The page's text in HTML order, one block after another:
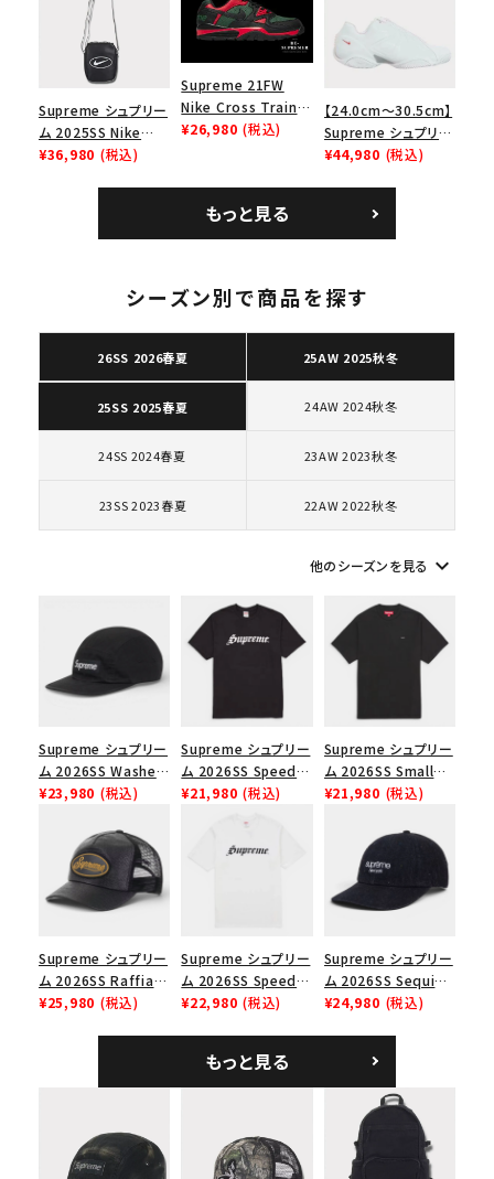
2026SS 2025AW 2025SS
Tシャツ・ロングスリーブ
カテゴリーから探す
コラボレーションブランドから探す
シーズンから探す
価格から探す
在庫のない商品を表示する
絞り込んで検索する
ューズ ホワイト
Supreme シュプリー
ム 2025SS Nike
Leather Shoulder
¥36,980 (税込)
Supreme 21FW
Nike Cross Trainer
Low ナイキクロスト
¥26,980 (税込)
【24.0cm～30.5cm】
Supreme シュプリー
ム 2023AW Nike
カー ホワイト 白
¥44,980 (税込)
もっと見る
シーズン別で商品を探す
26SS 2026春夏 25AW 2025秋冬
25SS 2025春夏 24AW 2024秋冬
24SS 2024春夏 23AW 2023秋冬
23SS 2023春夏 22AW 2022秋冬
他のシーズンを見る keyboard_arrow_down
Supreme シュプリー
ム 2026SS Washed
Chino Twill Camp
ノツイル キャンプキャ
ップ ブラック
¥23,980 (税込)
Supreme シュプリー
ム 2026SS Speed
Tee スピードTシャツ
¥21,980 (税込)
Supreme シュプリー
ム 2026SS Small
Box Tee スモールボ
¥21,980 (税込)
Supreme シュプリー
ム 2026SS Raffia
Mesh Back 5-Panel
¥25,980 (税込)
Supreme シュプリー
ム 2026SS Speed
Tee スピードTシャツ
¥22,980 (税込)
Supreme シュプリー
ム 2026SS Sequin
Denim Classic
シックロゴ 6パネルキ
ャップ ブラック
¥24,980 (税込)
もっと見る